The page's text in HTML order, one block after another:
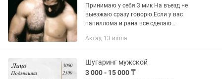
Принимаю у себя 3 мик На въезд не
выезжаю сразу говорю.Если у вас
папиллома и рана все сделаю
мастер с большим опытом работы.
ихние...
Актау, 13 июля
Шугаринг мужской
3 000 - 15 000 ₸